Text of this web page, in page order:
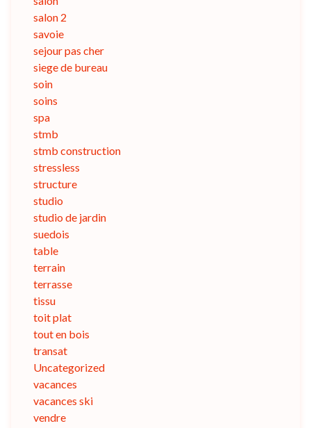
salon 2
savoie
sejour pas cher
siege de bureau
soin
soins
spa
stmb
stmb construction
stressless
structure
studio
studio de jardin
suedois
table
terrain
terrasse
tissu
toit plat
tout en bois
transat
Uncategorized
vacances
vacances ski
vendre